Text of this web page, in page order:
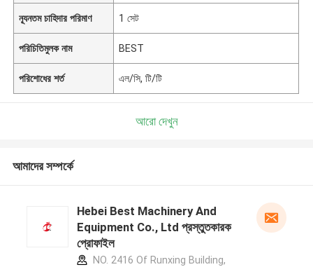
ন্যূনতম চাহিদার পরিমাণ 1 সেট
পরিচিতিমুলক নাম BEST
পরিশোধের শর্ত এল/সি, টি/টি
আরো দেখুন
আমাদের সম্পর্কে
Hebei Best Machinery And
Equipment Co., Ltd প্রস্তুতকারক
প্রোফাইল
NO. 2416 Of Runxing Building,